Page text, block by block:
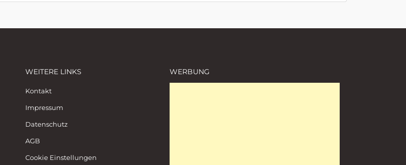
WEITERE LINKS
Kontakt
Impressum
Datenschutz
AGB
Cookie Einstellungen
WERBUNG